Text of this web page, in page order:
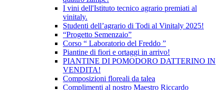
I vini dell'Istituto tecnico agrario premiati al
vinitaly.
Studenti dell’agrario di Todi al Vinitaly 2025!
“Progetto Semenzaio”
Corso “ Laboratorio del Freddo ”
Piantine di fiori e ortaggi in arrivo!
PIANTINE DI POMODORO DATTERINO IN
VENDITA!
Composizioni floreali da talea
Complimenti al nostro Maestro Riccardo